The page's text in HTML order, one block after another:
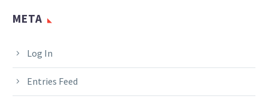
META
Log In
Entries Feed